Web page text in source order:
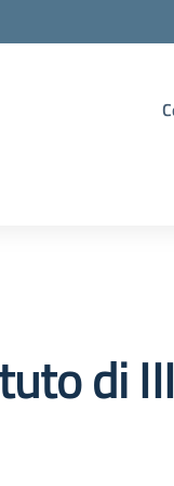
di